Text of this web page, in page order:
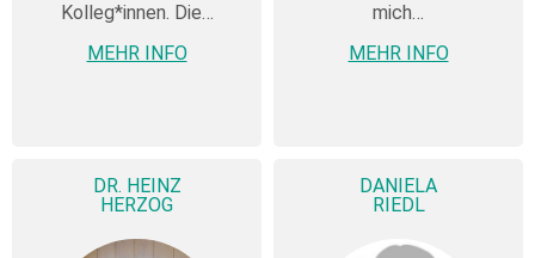
Kolleg*innen. Die…
MEHR INFO
mich…
MEHR INFO
DR. HEINZ
HERZOG
DANIELA
RIEDL